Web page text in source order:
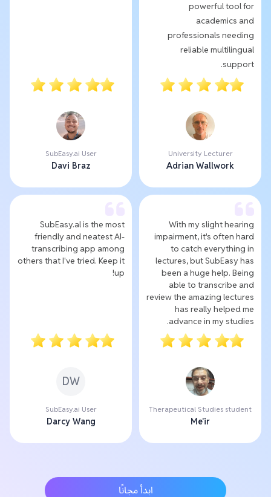
powerful tool for
academics and
professionals needing
reliable multilingual
support.
University Lecturer
Adrian Wallwork
SubEasy.ai User
Davi Braz
With my slight hearing
impairment, it's often hard
to catch everything in
lectures, but SubEasy has
been a huge help. Being
able to transcribe and
review the amazing lectures
has really helped me
advance in my studies.
Therapeutical Studies student
Me'ir
SubEasy.al is the most
friendly and neatest AI-
transcribing app among
others that I've tried. Keep it
up!
DW
SubEasy.ai User
Darcy Wang
ابدأ مجانًا